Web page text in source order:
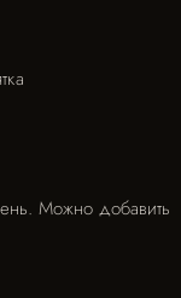
Можно добавить